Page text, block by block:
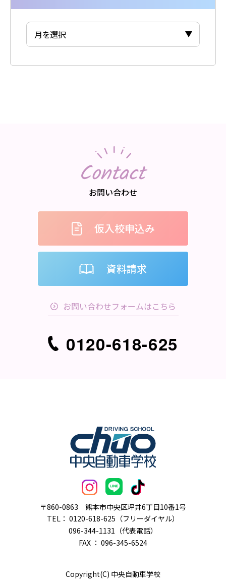
お問い合わせ
Contact
仮入校申込み
資料請求
お問い合わせフォームはこちら
0120-618-625
〒860-0863 熊本市中央区坪井6丁目10番1号
TEL： 0120-618-625（フリーダイヤル）
096-344-1131（代表電話）
FAX ： 096-345-6524
Copyright(C) 中央自動車学校